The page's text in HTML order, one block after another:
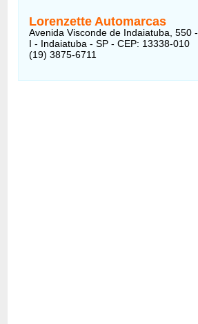
Lorenzette Automarcas
Avenida Visconde de Indaiatuba, 550
I - Indaiatuba - SP - CEP: 13338-010
(19) 3875-6711